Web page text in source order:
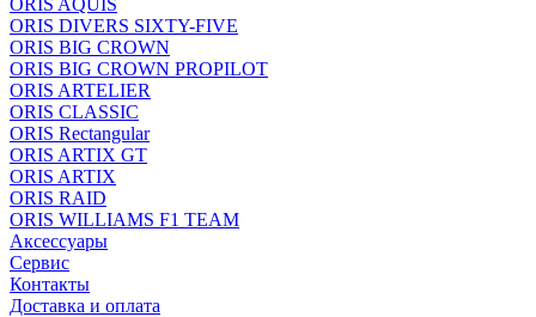
ORIS DIVERS SIXTY-FIVE
ORIS BIG CROWN
ORIS BIG CROWN PROPILOT
ORIS ARTELIER
ORIS CLASSIC
ORIS Rectangular
ORIS ARTIX GT
ORIS ARTIX
ORIS RAID
ORIS WILLIAMS F1 TEAM
Аксессуары
Сервис
Контакты
Доставка и оплата